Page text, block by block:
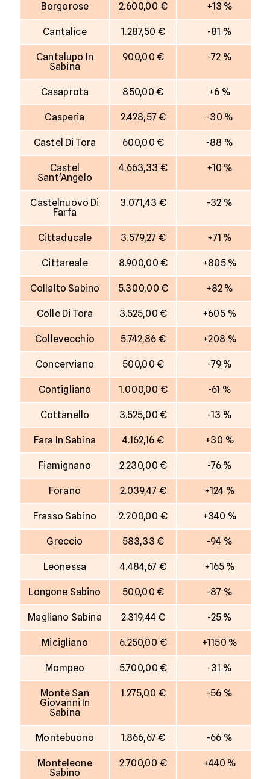
Borgorose 2.600,00 € +13 %
Cantalice 1.287,50 € -81 %
Cantalupo In
Sabina
900,00 € -72 %
Casaprota 850,00 € +6 %
Casperia 2.428,57 € -30 %
Castel Di Tora 600,00 € -88 %
Castel
Sant'Angelo
4.663,33 € +10 %
Castelnuovo Di
Farfa
3.071,43 € -32 %
Cittaducale 3.579,27 € +71 %
Cittareale 8.900,00 € +805 %
Collalto Sabino 5.300,00 € +82 %
Colle Di Tora 3.525,00 € +605 %
Collevecchio 5.742,86 € +208 %
Concerviano 500,00 € -79 %
Contigliano 1.000,00 € -61 %
Cottanello 3.525,00 € -13 %
Fara In Sabina 4.162,16 € +30 %
Fiamignano 2.230,00 € -76 %
Forano 2.039,47 € +124 %
Frasso Sabino 2.200,00 € +340 %
Greccio 583,33 € -94 %
Leonessa 4.484,67 € +165 %
Longone Sabino 500,00 € -87 %
Magliano Sabina 2.319,44 € -25 %
Micigliano 6.250,00 € +1150 %
Mompeo 5.700,00 € -31 %
Monte San
Giovanni In
Sabina
1.275,00 € -56 %
Montebuono 1.866,67 € -66 %
Monteleone
Sabino
2.700,00 € +440 %